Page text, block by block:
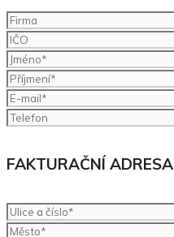
FAKTURAČNÍ ADRESA